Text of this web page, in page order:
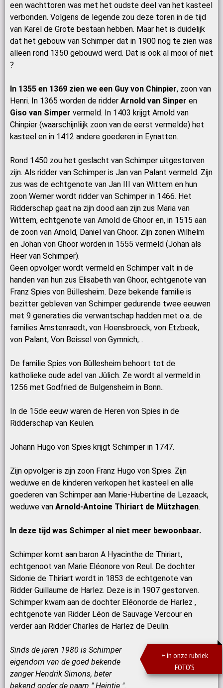
een wachttoren was met het oudste deel van het kasteel
verbonden. Volgens de legende zou deze toren in de tijd
van Karel de Grote bestaan hebben. Maar het is duidelijk
dat het gebouw van Schimper dat in 1900 nog te zien was
alleen rond 1350 gebouwd werd. Dat is ook al mooi of niet
?
In 1355 en 1369 zien we een Guy von Chinpier, zoon van
Henri. In 1365 worden de ridder Arnold van Sinper en
Giso van Simper vermeld. In 1403 krijgt Arnold van
Chinpier (waarschijnliijk zoon van de eerst vermelde) het
kasteel en in 1412 andere goederen in Eynatten.
Rond 1450 zou het geslacht van Schimper uitgestorven
zijn. Als ridder van Schimper is Jan van Palant vermeld. Zijn
zus was de echtgenote van Jan III van Wittem en hun
zoon Werner wordt ridder van Schimper in 1466. Het
Ridderschap gaat na zijn dood aan zijn zus Maria van
Wittem, echtgenote van Arnold de Ghoor en, in 1515 aan
de zoon van Arnold, Daniel van Ghoor. Zijn zonen Wilhelm
en Johan von Ghoor worden in 1555 vermeld (Johan als
Heer van Schimper).
Geen opvolger wordt vermeld en Schimper valt in de
handen van hun zus Elisabeth van Ghoor, echtgenote van
Franz Spies von Büllesheim. Deze bekende familie is
bezitter gebleven van Schimper gedurende twee eeuwen
met 9 generaties die verwantschap hadden met o.a. de
families Amstenraedt, von Hoensbroeck, von Etzbeek,
von Palant, Von Beissel von Gymnich,...
De familie Spies von Büllesheim behoort tot de
katholieke oude adel van Jülich. Ze wordt al vermeld in
1256 met Godfried de Bulgensheim in Bonn..
In de 15de eeuw waren de Heren von Spies in de
Ridderschap van Keulen.
Johann Hugo von Spies krijgt Schimper in 1747.
Zijn opvolger is zijn zoon Franz Hugo von Spies. Zijn
weduwe en de kinderen verkopen het kasteel en alle
goederen van Schimper aan Marie-Hubertine de Lezaack,
weduwe van Arnold-Antoine Thiriart de Mützhagen.
In deze tijd was Schimper al niet meer bewoonbaar.
Schimper komt aan baron A Hyacinthe de Thiriart,
echtgenoot van Marie Eléonore von Reul. De dochter
Sidonie de Thiriart wordt in 1853 de echtgenote van
Ridder Guillaume de Harlez. Deze is in 1907 gestorven.
Schimper kwam aan de dochter Eléonorde de Harlez ,
echtgenote van Ridder Léon de Sauvage Vercour en
verder aan Ridder Charles de Harlez de Deulin.
+ in onze rubriek
FOTO'S
Sinds de jaren 1980 is Schimper
eigendom van de goed bekende
zanger Hendrik Simons, beter
bekend onder de naam " Heintje ".